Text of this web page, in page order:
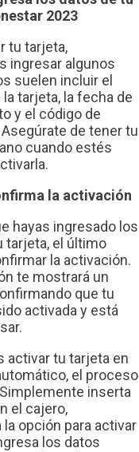
2023
tu tarjeta,
ingresar algunos
suelen incluir el
tarjeta, la fecha de
y el código de
de tener tu
cuando estés
la activación
hayas ingresado los
tarjeta, el último
la activación.
te mostrará un
que tu
activada y está
activar tu tarjeta en
el proceso
inserta
el cajero,
opción para activar
los datos